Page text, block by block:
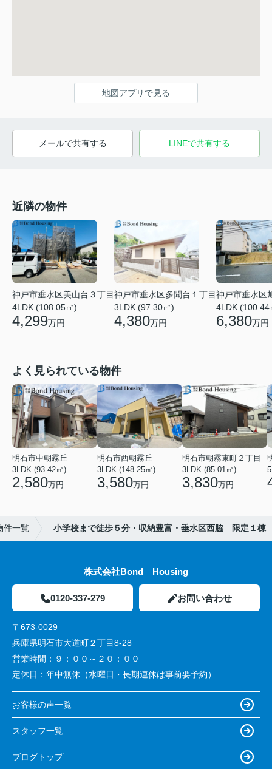
地図アプリで見る
メールで共有する LINEで共有する
近隣の物件
神戸市垂水区美山台３丁目
4LDK (108.05㎡)
4,299万円
神戸市垂水区多聞台１丁目
3LDK (97.30㎡)
4,380万円
神戸市垂水区
4LDK (100.44
6,380万円
よく見られている物件
明石市中朝霧丘
3LDK (93.42㎡)
2,580万円
明石市西朝霧丘
3LDK (148.25㎡)
3,580万円
明石市朝霧東町２丁目
3LDK (85.01㎡)
3,830万円
件一覧 小学校まで徒歩５分・収納豊富・垂水区西脇 限定１棟
株式会社Bond Housing
0120-337-279 お問い合わせ
〒673-0029
兵庫県明石市大道町２丁目8-28
営業時間： ９：００～２０：００
定休日： 年中無休（水曜日・長期連休は事前要予約）
お客様の声一覧
スタッフ一覧
ブログトップ